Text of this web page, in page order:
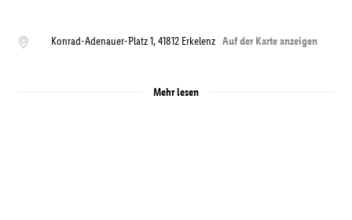
Konrad-Adenauer-Platz 1,41812 Erkelenz Auf der Karte anzeigen
Mehr lesen